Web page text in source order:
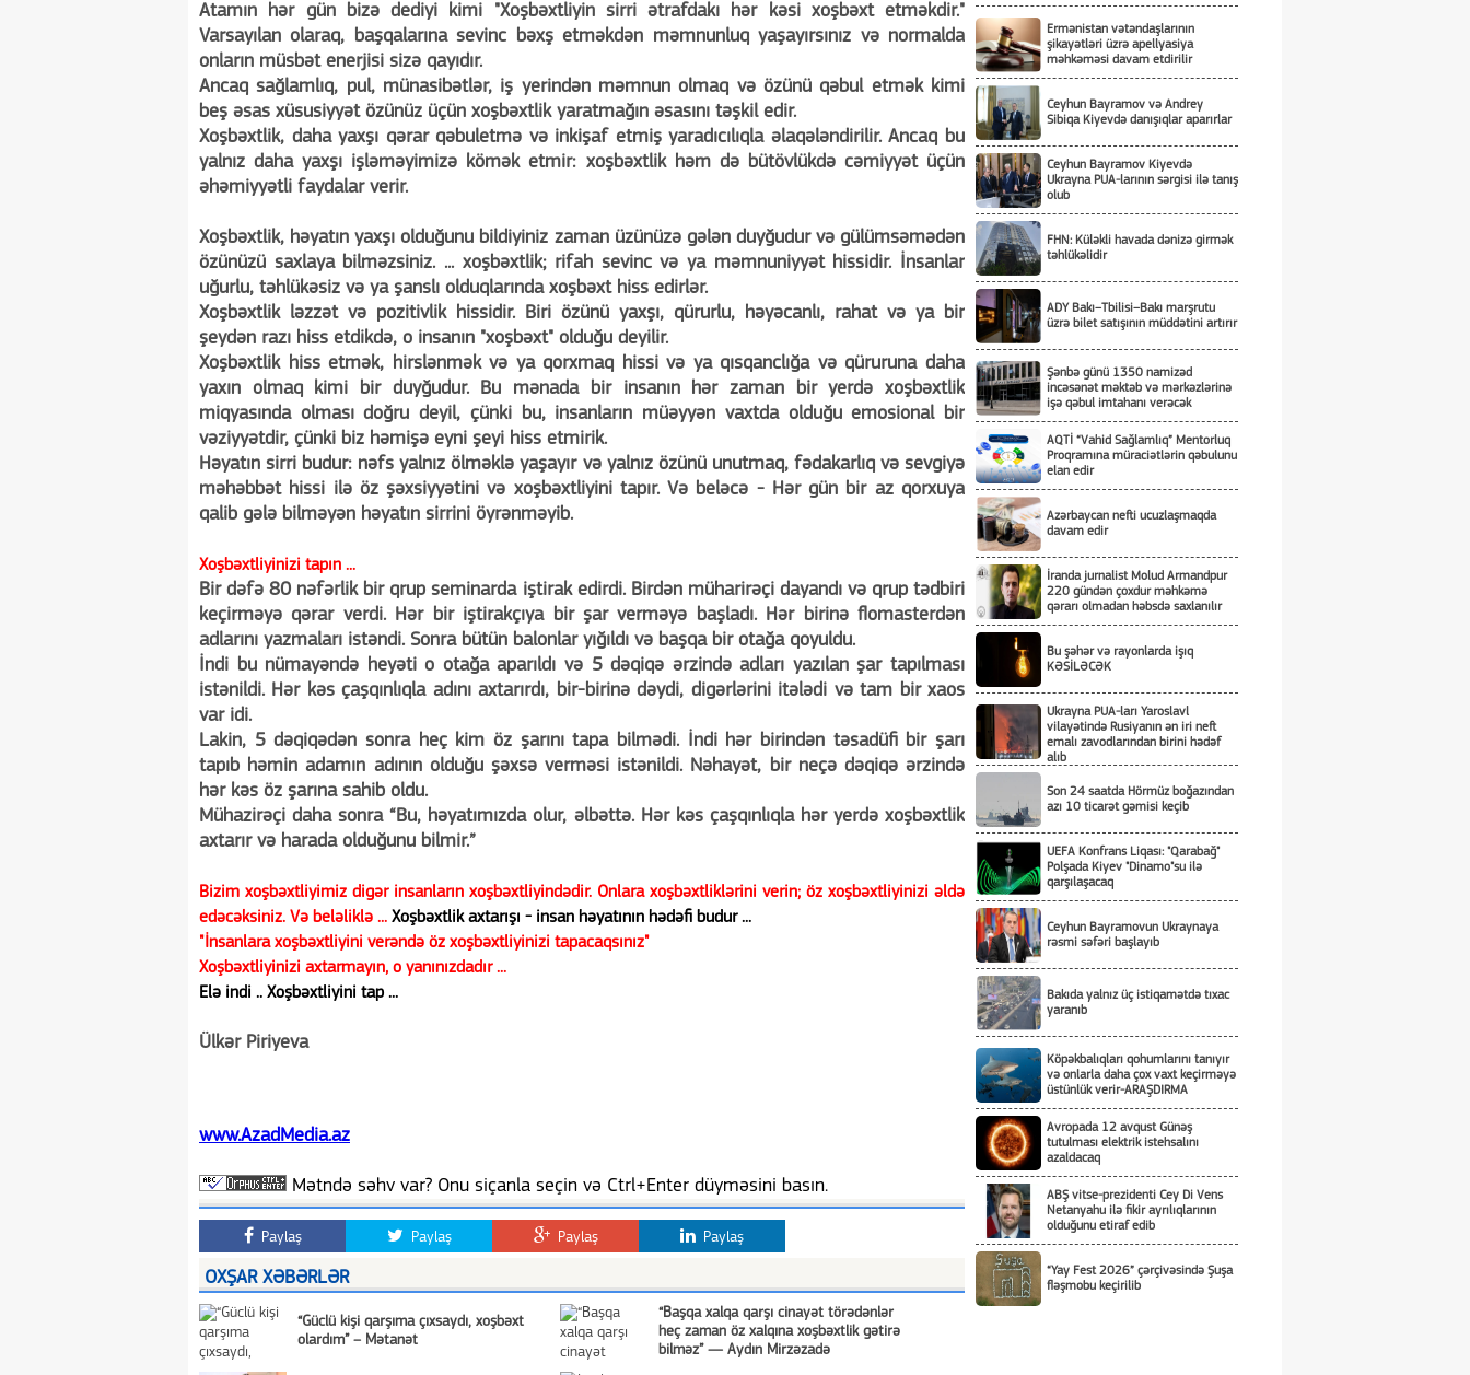
Atamın hər gün bizə dediyi kimi "Xoşbəxtliyin sirri ətrafdakı hər kəsi xoşbəxt etməkdir."
Varsayılan olaraq, başqalarına sevinc bəxş etməkdən məmnunluq yaşayırsınız və normalda
onların müsbət enerjisi sizə qayıdır.
Ancaq sağlamlıq, pul, münasibətlər, iş yerindən məmnun olmaq və özünü qəbul etmək kimi
beş əsas xüsusiyyət özünüz üçün xoşbəxtlik yaratmağın əsasını təşkil edir.
Xoşbəxtlik, daha yaxşı qərar qəbuletmə və inkişaf etmiş yaradıcılıqla əlaqələndirilir. Ancaq bu
yalnız daha yaxşı işləməyimizə kömək etmir: xoşbəxtlik həm də bütövlükdə cəmiyyət üçün
əhəmiyyətli faydalar verir.
Xoşbəxtlik, həyatın yaxşı olduğunu bildiyiniz zaman üzünüzə gələn duyğudur və gülümsəmədən
özünüzü saxlaya bilməzsiniz. ... xoşbəxtlik; rifah sevinc və ya məmnuniyyət hissidir. İnsanlar
uğurlu, təhlükəsiz və ya şanslı olduqlarında xoşbəxt hiss edirlər.
Xoşbəxtlik ləzzət və pozitivlik hissidir. Biri özünü yaxşı, qürurlu, həyəcanlı, rahat və ya bir
şeydən razı hiss etdikdə, o insanın "xoşbəxt" olduğu deyilir.
Xoşbəxtlik hiss etmək, hirslənmək və ya qorxmaq hissi və ya qısqanclığa və qüruruna daha
yaxın olmaq kimi bir duyğudur. Bu mənada bir insanın hər zaman bir yerdə xoşbəxtlik
miqyasında olması doğru deyil, çünki bu, insanların müəyyən vaxtda olduğu emosional bir
vəziyyətdir, çünki biz həmişə eyni şeyi hiss etmirik.
Həyatın sirri budur: nəfs yalnız ölməklə yaşayır və yalnız özünü unutmaq, fədakarlıq və sevgiyə
məhəbbət hissi ilə öz şəxsiyyətini və xoşbəxtliyini tapır. Və beləcə - Hər gün bir az qorxuya
qalib gələ bilməyən həyatın sirrini öyrənməyib.
Xoşbəxtliyinizi tapın ...
Bir dəfə 80 nəfərlik bir qrup seminarda iştirak edirdi. Birdən müharirəçi dayandı və qrup tədbiri
keçirməyə qərar verdi. Hər bir iştirakçıya bir şar verməyə başladı. Hər birinə flomasterdən
adlarını yazmaları istəndi. Sonra bütün balonlar yığıldı və başqa bir otağa qoyuldu.
İndi bu nümayəndə heyəti o otağa aparıldı və 5 dəqiqə ərzində adları yazılan şar tapılması
istənildi. Hər kəs çaşqınlıqla adını axtarırdı, bir-birinə dəydi, digərlərini itələdi və tam bir xaos
var idi.
Lakin, 5 dəqiqədən sonra heç kim öz şarını tapa bilmədi. İndi hər birindən təsadüfi bir şarı
tapıb həmin adamın adının olduğu şəxsə verməsi istənildi. Nəhayət, bir neçə dəqiqə ərzində
hər kəs öz şarına sahib oldu.
Mühazirəçi daha sonra “Bu, həyatımızda olur, əlbəttə. Hər kəs çaşqınlıqla hər yerdə xoşbəxtlik
axtarır və harada olduğunu bilmir.”
Bizim xoşbəxtliyimiz digər insanların xoşbəxtliyindədir. Onlara xoşbəxtliklərini verin; öz xoşbəxtliyinizi əldə
edəcəksiniz. Və beləliklə ... Xoşbəxtlik axtarışı - insan həyatının hədəfi budur ...
"İnsanlara xoşbəxtliyini verəndə öz xoşbəxtliyinizi tapacaqsınız"
Xoşbəxtliyinizi axtarmayın, o yanınızdadır ...
Elə indi .. Xoşbəxtliyini tap ...
Ülkər Piriyeva
www.AzadMedia.az
Mətndə səhv var? Onu siçanla seçin və Ctrl+Enter düyməsini basın.
Paylaş Paylaş Paylaş Paylaş
OXŞAR XƏBƏRLƏR
“Güclü kişi qarşıma çıxsaydı, xoşbəxt
olardım” – Mətanət
“Başqa xalqa qarşı cinayət törədənlər
heç zaman öz xalqına xoşbəxtlik gətirə
bilməz” — Aydın Mirzəzadə
Ermənistan vətəndaşlarının
şikayətləri üzrə apellyasiya
məhkəməsi davam etdirilir
Ceyhun Bayramov və Andrey
Sibiqa Kiyevdə danışıqlar aparırlar
Ceyhun Bayramov Kiyevdə
Ukrayna PUA-larının sərgisi ilə tanış
olub
FHN: Küləkli havada dənizə girmək
təhlükəlidir
ADY Bakı–Tbilisi–Bakı marşrutu
üzrə bilet satışının müddətini artırır
Şənbə günü 1350 namizəd
incəsənət məktəb və mərkəzlərinə
işə qəbul imtahanı verəcək
AQTİ “Vahid Sağlamlıq” Mentorluq
Proqramına müraciətlərin qəbulunu
elan edir
Azərbaycan nefti ucuzlaşmaqda
davam edir
İranda jurnalist Molud Armandpur
220 gündən çoxdur məhkəmə
qərarı olmadan həbsdə saxlanılır
Bu şəhər və rayonlarda işıq
KƏSİLƏCƏK
Ukrayna PUA-ları Yaroslavl
vilayətində Rusiyanın ən iri neft
emalı zavodlarından birini hədəf
alıb
Son 24 saatda Hörmüz boğazından
azı 10 ticarət gəmisi keçib
UEFA Konfrans Liqası: "Qarabağ"
Polşada Kiyev "Dinamo"su ilə
qarşılaşacaq
Ceyhun Bayramovun Ukraynaya
rəsmi səfəri başlayıb
Bakıda yalnız üç istiqamətdə tıxac
yaranıb
Köpəkbalıqları qohumlarını tanıyır
və onlarla daha çox vaxt keçirməyə
üstünlük verir-ARAŞDIRMA
Avropada 12 avqust Günəş
tutulması elektrik istehsalını
azaldacaq
ABŞ vitse-prezidenti Cey Di Vens
Netanyahu ilə fikir ayrılıqlarının
olduğunu etiraf edib
“Yay Fest 2026” çərçivəsində Şuşa
fləşmobu keçirilib